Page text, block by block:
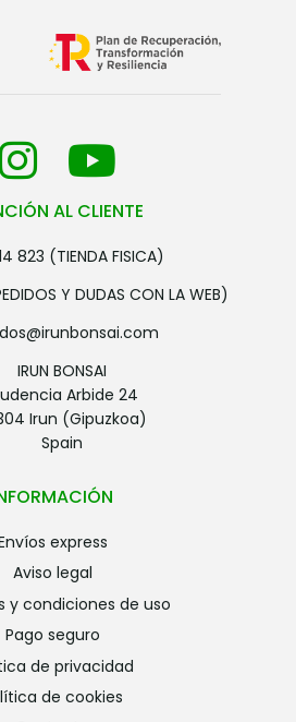
AL CLIENTE
823 (TIENDA FISICA)
Y DUDAS CON LA WEB)
IRUN BONSAI
Arbide 24
Irun (Gipuzkoa)
Spain
envíos express
aviso legal
y condiciones de uso
pago seguro
de privacidad
de cookies